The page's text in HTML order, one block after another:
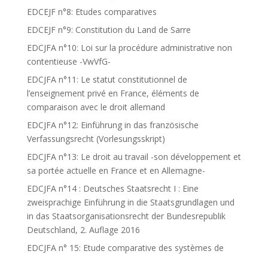
EDCEJF n°8: Etudes comparatives
EDCEJF n°9: Constitution du Land de Sarre
EDCJFA n°10: Loi sur la procédure administrative non
contentieuse -VwVfG-
EDCJFA n°11: Le statut constitutionnel de
l’enseignement privé en France, éléments de
comparaison avec le droit allemand
EDCJFA n°12: Einführung in das französische
Verfassungsrecht (Vorlesungsskript)
EDCJFA n°13: Le droit au travail -son développement et
sa portée actuelle en France et en Allemagne-
EDCJFA n°14 : Deutsches Staatsrecht I : Eine
zweisprachige Einführung in die Staatsgrundlagen und
in das Staatsorganisationsrecht der Bundesrepublik
Deutschland, 2. Auflage 2016
EDCJFA n° 15: Etude comparative des systèmes de